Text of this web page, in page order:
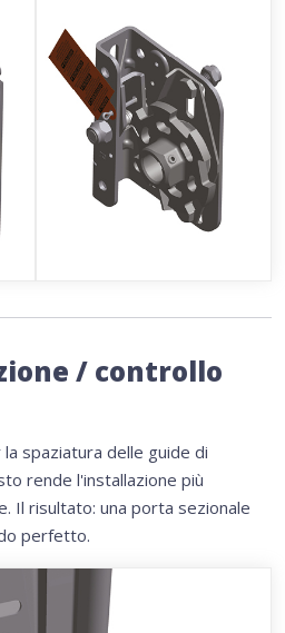
/ controllo
spaziatura delle guide di
rende l'installazione più
Il risultato: una porta sezionale
perfetto.